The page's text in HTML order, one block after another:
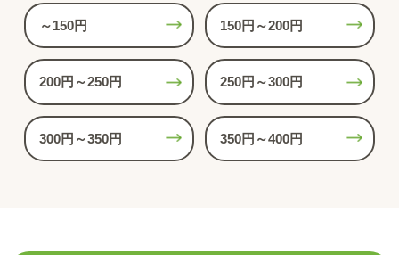
～150円 150円～200円
200円～250円 250円～300円
300円～350円 350円～400円